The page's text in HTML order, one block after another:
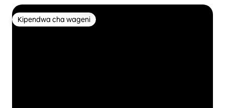
Kipendwa cha wageni
Kipendwa cha wageni